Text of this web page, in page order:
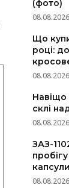
(фото)
08.08.2026
Що
році:
08.08.2026
Навіщо
склі
08.08.2026
ЗАЗ-
08.08.2026